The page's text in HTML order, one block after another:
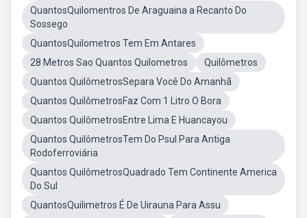
QuantosQuilomentros De Araguaina a Recanto Do
Sossego
QuantosQuilometros Tem Em Antares
28 Metros Sao Quantos Quilometros
Quilômetros
Quantos QuilômetrosSepara Você Do Amanhã
Quantos QuilômetrosFaz Com 1 Litro O Bora
Quantos QuilômetrosEntre Lima E Huancayou
Quantos QuilômetrosTem Do Psul Para Antiga
Rodoferroviária
Quantos QuilômetrosQuadrado Tem Continente America
Do Sul
QuantosQuilimetros É De Uirauna Para Assu